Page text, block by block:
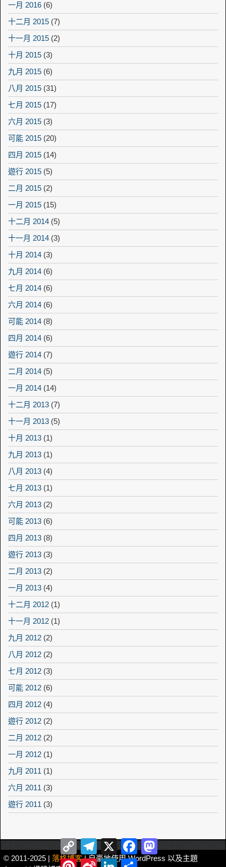
一月 2016 (6)
十二月 2015 (7)
十一月 2015 (2)
十月 2015 (3)
九月 2015 (6)
八月 2015 (31)
七月 2015 (17)
六月 2015 (3)
可能 2015 (20)
四月 2015 (14)
遊行 2015 (5)
二月 2015 (2)
一月 2015 (15)
十二月 2014 (5)
十一月 2014 (3)
十月 2014 (3)
九月 2014 (6)
七月 2014 (6)
六月 2014 (6)
可能 2014 (8)
四月 2014 (6)
遊行 2014 (7)
二月 2014 (5)
一月 2014 (14)
十二月 2013 (7)
十一月 2013 (5)
十月 2013 (1)
九月 2013 (1)
八月 2013 (4)
七月 2013 (1)
六月 2013 (2)
可能 2013 (6)
四月 2013 (8)
遊行 2013 (3)
二月 2013 (2)
一月 2013 (4)
十二月 2012 (1)
十一月 2012 (1)
九月 2012 (2)
八月 2012 (2)
七月 2012 (3)
可能 2012 (6)
四月 2012 (4)
遊行 2012 (2)
二月 2012 (2)
一月 2012 (1)
九月 2011 (1)
六月 2011 (3)
遊行 2011 (3)
© 2011-2025 | 落格博客| 自豪地使用 WordPress 以及主題
Copy
Link
Telegram
X FacebookMastodon
Pinterest
Sina
LinkedInShare